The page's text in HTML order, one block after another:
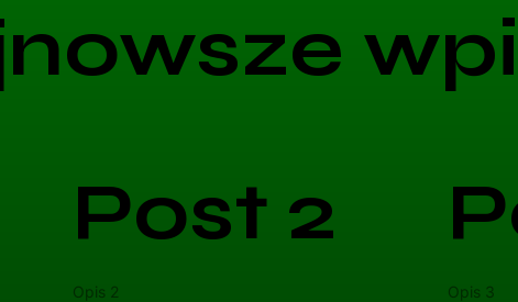
Post 2
Opis 2 Opis 3